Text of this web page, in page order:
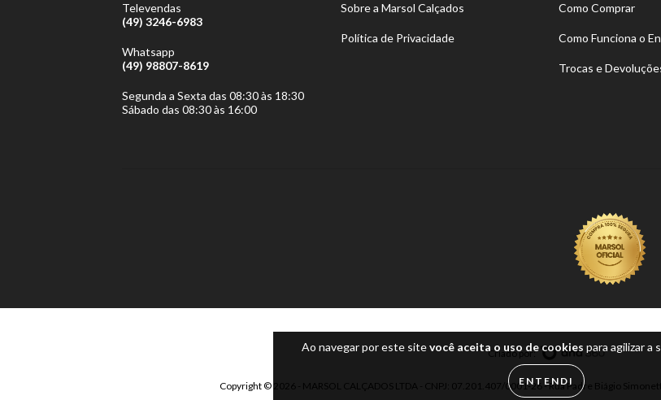
Ao navegar por este sitevocê aceita o uso de cookies para agilizar a
ENTENDI
Televendas
(49) 3246-6983
Whatsapp
(49) 98807-8619
Segunda a Sexta das 08:30 às 18:30
Sábado das 08:30 às 16:00
Sobre a Marsol Calçados
Política de Privacidade
Como Comprar
Como Funciona o
Trocas e
Criado por:
Copyright © 2026 - MARSOL CALÇADOS LTDA - CNPJ: 07.201.407/0001-26 - Rua Padre Biágio